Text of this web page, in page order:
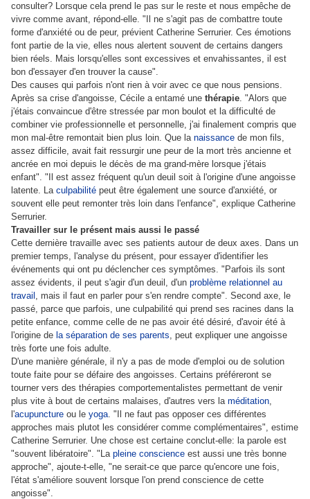
consulter? Lorsque cela prend le pas sur le reste et nous empêche de
vivre comme avant, répond-elle. "Il ne s'agit pas de combattre toute
forme d'anxiété ou de peur, prévient Catherine Serrurier. Ces émotions
font partie de la vie, elles nous alertent souvent de certains dangers
bien réels. Mais lorsqu'elles sont excessives et envahissantes, il est
bon d'essayer d'en trouver la cause".
Des causes qui parfois n'ont rien à voir avec ce que nous pensions.
Après sa crise d'angoisse, Cécile a entamé une thérapie. "Alors que
j'étais convaincue d'être stressée par mon boulot et la difficulté de
combiner vie professionnelle et personnelle, j'ai finalement compris que
mon mal-être remontait bien plus loin. Que la naissance de mon fils,
assez difficile, avait fait ressurgir une peur de la mort très ancienne et
ancrée en moi depuis le décès de ma grand-mère lorsque j'étais
enfant". "Il est assez fréquent qu'un deuil soit à l'origine d'une angoisse
latente. La culpabilité peut être également une source d'anxiété, or
souvent elle peut remonter très loin dans l'enfance", explique Catherine
Serrurier.
Travailler sur le présent mais aussi le passé
Cette dernière travaille avec ses patients autour de deux axes. Dans un
premier temps, l'analyse du présent, pour essayer d'identifier les
événements qui ont pu déclencher ces symptômes. "Parfois ils sont
assez évidents, il peut s'agir d'un deuil, d'un problème relationnel au
travail , mais il faut en parler pour s'en rendre compte". Second axe, le
passé, parce que parfois, une culpabilité qui prend ses racines dans la
petite enfance, comme celle de ne pas avoir été désiré, d'avoir été à
l'origine de la séparation de ses parents, peut expliquer une angoisse
très forte une fois adulte.
D'une manière générale, il n'y a pas de mode d'emploi ou de solution
toute faite pour se défaire des angoisses. Certains préféreront se
tourner vers des thérapies comportementalistes permettant de venir
plus vite à bout de certains malaises, d'autres vers la méditation,
l'acupuncture ou le yoga. "Il ne faut pas opposer ces différentes
approches mais plutot les considérer comme complémentaires", estime
Catherine Serrurier. Une chose est certaine conclut-elle: la parole est
"souvent libératoire". "La pleine conscience est aussi une très bonne
approche", ajoute-t-elle, "ne serait-ce que parce qu'encore une fois,
l'état s'améliore souvent lorsque l'on prend conscience de cette
angoisse".